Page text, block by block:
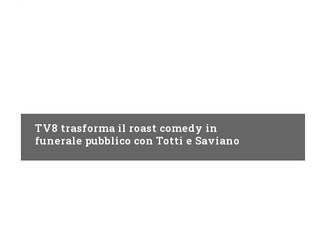
TV8 trasforma il roast comedy in
funerale pubblico con Totti e Saviano